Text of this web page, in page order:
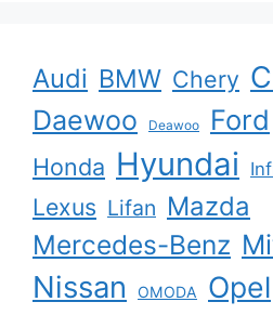
Audi BMW Chery
Daewoo Deawoo Ford
Honda Hyundai
Lexus Lifan Mazda
Mercedes-Benz
Nissan OMODA Opel